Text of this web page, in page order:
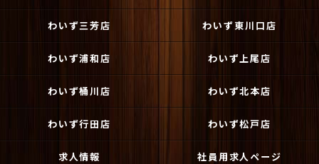
わいず三芳店 わいず東川口店
わいず浦和店 わいず上尾店
わいず桶川店 わいず北本店
わいず行田店 わいず松戸店
求人情報 社員用求人ページ